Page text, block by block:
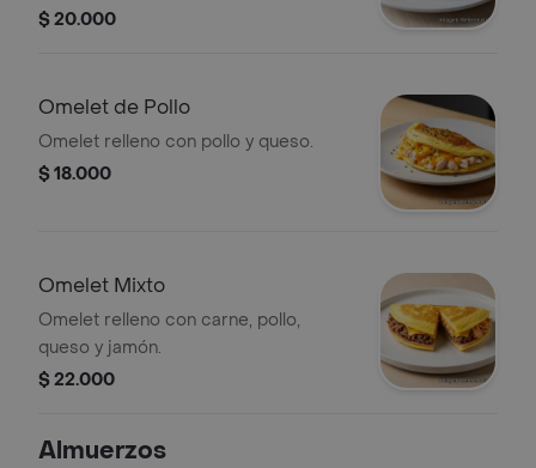
completo.
$ 20.000
Omelet de Pollo
Omelet relleno con pollo y queso.
$ 18.000
Omelet Mixto
Omelet relleno con carne, pollo,
queso y jamón.
$ 22.000
Almuerzos